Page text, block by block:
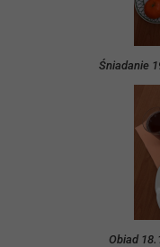
Śniadanie
Obiad